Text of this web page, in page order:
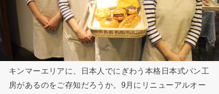
キンマーエリアに、日本人でにぎわう本格日本式パン工
房があるのをご存知だろうか。9月にリニューアルオー